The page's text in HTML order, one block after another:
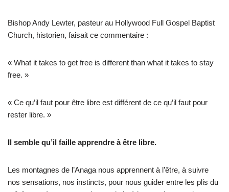
Bishop Andy Lewter, pasteur au Hollywood Full Gospel Baptist
Church, historien, faisait ce commentaire :
« What it takes to get free is different than what it takes to stay
free. »
« Ce qu’il faut pour être libre est différent de ce qu’il faut pour
rester libre. »
Il semble qu’il faille apprendre à être libre.
Les montagnes de l’Anaga nous apprennent à l’être, à suivre
nos sensations, nos instincts, pour nous guider entre les plis du